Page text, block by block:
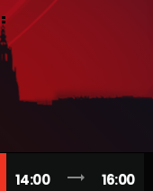
14:00 trending_flat 16:00